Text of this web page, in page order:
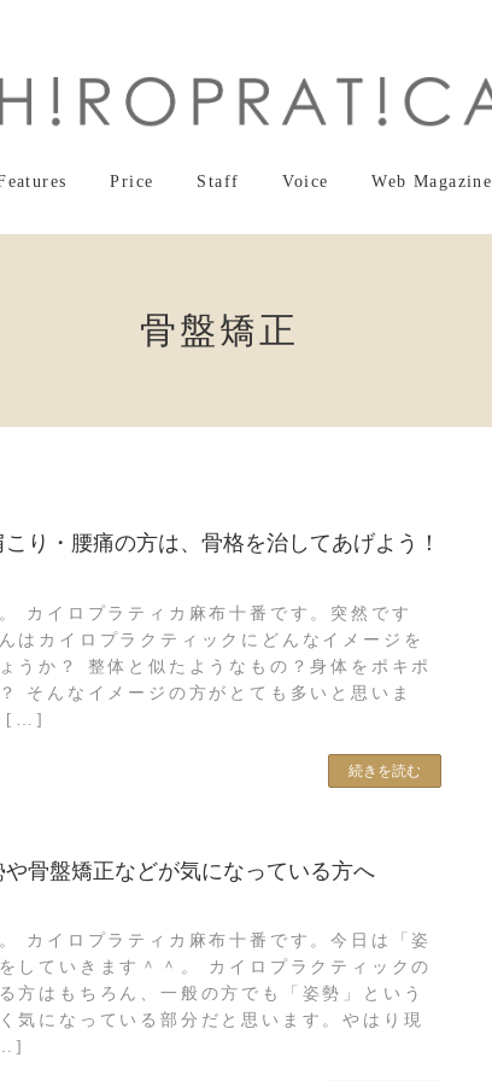
Price Staff Voice Web Magazine
骨盤矯正
り・腰痛の方は、骨格を治してあげよう！
カイロプラティカ麻布十番です。突然です
はカイロプラクティックにどんなイメージを
うか？ 整体と似たようなもの？身体をポキポ
そんなイメージの方がとても多いと思いま
[…]
続きを読む
や骨盤矯正などが気になっている方へ
カイロプラティカ麻布十番です。今日は「姿
していきます＾＾。 カイロプラクティックの
方はもちろん、一般の方でも「姿勢」という
気になっている部分だと思います。やはり現